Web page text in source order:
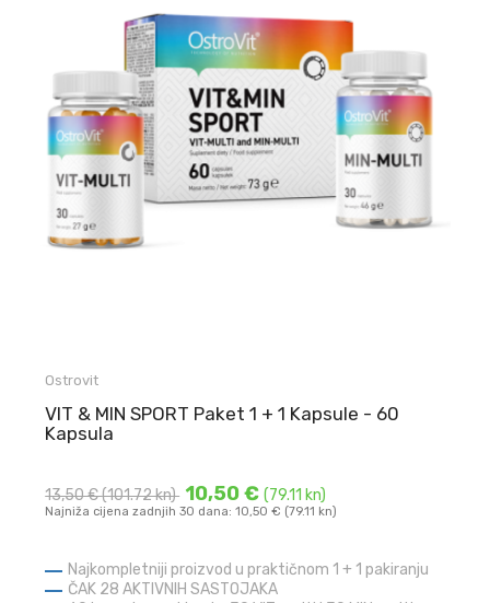
Ostrovit
VIT & MIN SPORT Paket 1 + 1 Kapsule - 60
Kapsula
13,50 €(101.72 kn) 10,50 €(79.11 kn)
Najniža cijena zadnjih 30 dana: 10,50 € (79.11 kn)
Najkompletniji proizvod u praktičnom 1 + 1 pakiranju
ČAK 28 AKTIVNIH SASTOJAKA